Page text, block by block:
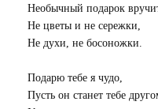
Необычный подарок
Не цветы и не сережки,
Не духи, не босоножки.
Подарю тебе я чудо,
Пусть он станет тебе